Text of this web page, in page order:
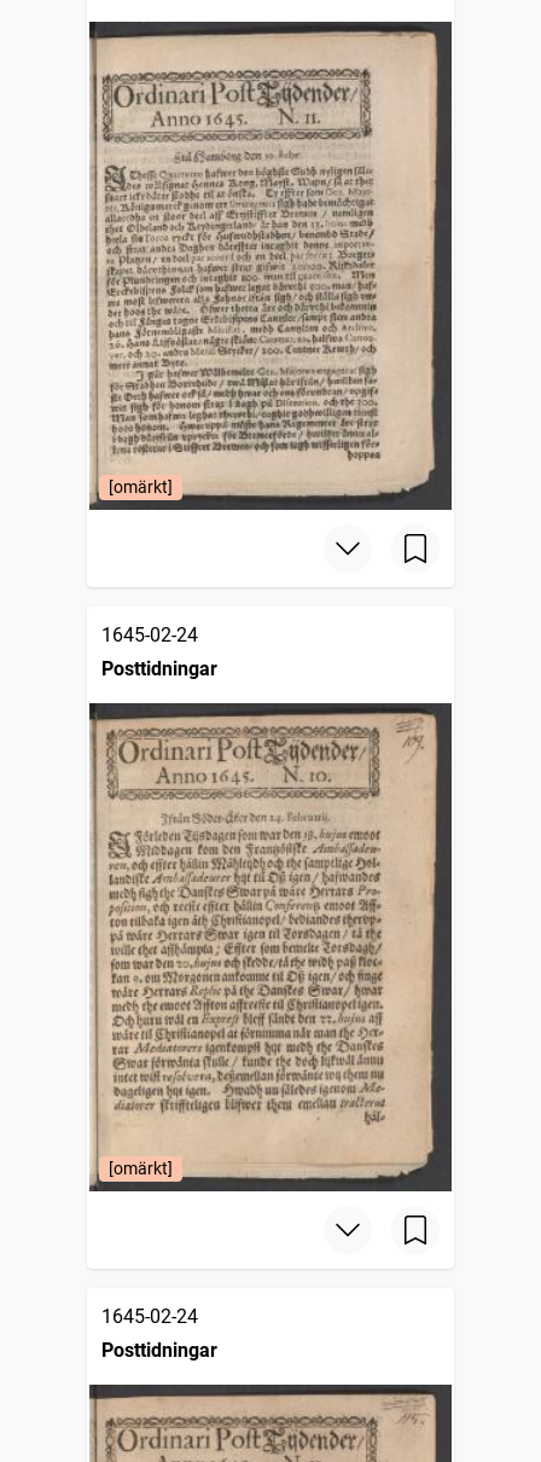
[omärkt]
1645-02-24
Posttidningar
[omärkt]
1645-02-24
Posttidningar